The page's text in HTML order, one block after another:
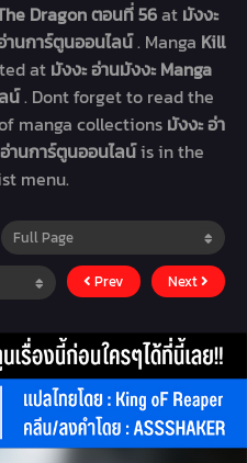
Dragon ตอนที่ 56at มังงะ
านการ์ตูนออนไลน์. Manga Kill
at มังงะ อ่านมังงะ Manga
น์. Dont forget to read the
manga collections มังงะ อ่า
านการ์ตูนออนไลน์is in the
menu.
Prev Next